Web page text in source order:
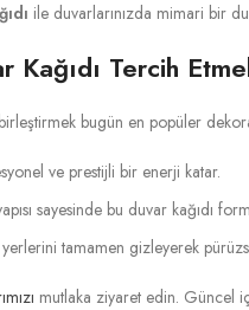
ile duvarlarınızda mimari bir
Tercih
bugün en popüler
ve prestijli bir enerji katar.
sayesinde bu duvar kağıdı
tamamen gizleyerek
mutlaka ziyaret edin. Güncel